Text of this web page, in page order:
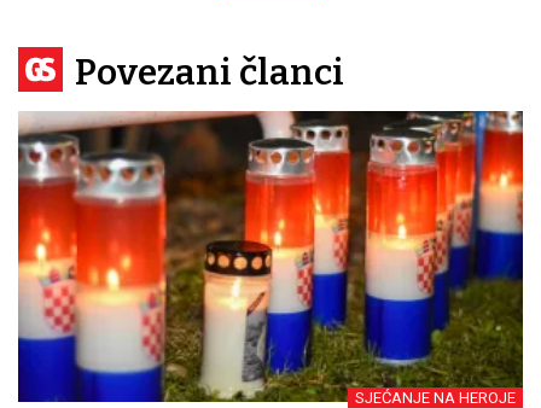
Povezani članci
SJEĆANJE NA HEROJE